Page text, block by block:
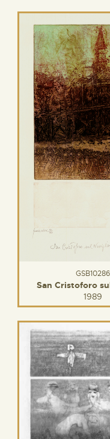
GSB10286
San Cristoforo
1989